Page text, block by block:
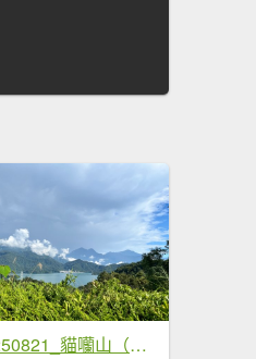
20250821_貓囒山（南投小百岳）